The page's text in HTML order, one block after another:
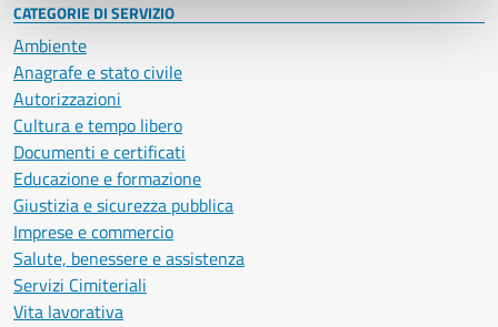
CATEGORIE DI SERVIZIO
Ambiente
Anagrafe e stato civile
Autorizzazioni
Cultura e tempo libero
Documenti e certificati
Educazione e formazione
Giustizia e sicurezza pubblica
Imprese e commercio
Salute, benessere e assistenza
Servizi Cimiteriali
Vita lavorativa